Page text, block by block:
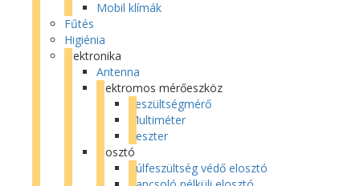
Mobil klímák
Fűtés
Higiénia
Elektronika
Antenna
Elektromos mérőeszköz
Feszültségmérő
Multiméter
Teszter
Elosztó
Túlfeszültség védő elosztó